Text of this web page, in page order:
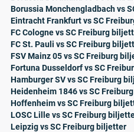
Borussia Monchengladbach vs
Eintracht Frankfurt vs SC
FC Cologne vs SC Freiburg
FC St. Pauli vs SC Freiburg
FSV Mainz 05 vs SC Freiburg
Fortuna Dusseldorf vs SC
Hamburger SV vs SC Freiburg
Heidenheim 1846 vs SC
Hoffenheim vs SC Freiburg
LOSC Lille vs SC Freiburg
Leipzig vs SC Freiburg biljetter